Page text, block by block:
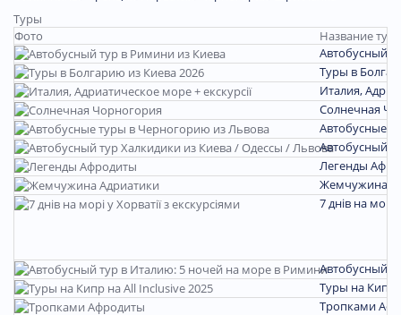
Туры
Фото
Название тура
Автобусный
Туры в
Италия,
Солнечная
Автобусные
Автобусный
Легенды
Жемчужина
7 днів на морі
Автобусный
Туры на Кипр
Тропками